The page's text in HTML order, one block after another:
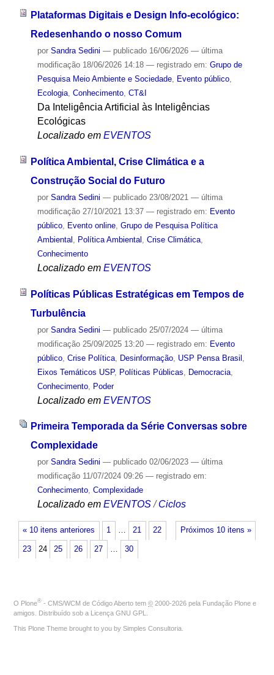
Plataformas Digitais e Design Info-ecológico:
Redesenhando o nosso Comum
por Sandra Sedini — publicado16/06/2026 — última
modificação18/06/2026 14:18 — registrado em: Grupo de
Pesquisa Meio Ambiente e Sociedade, Evento público,
Ecologia, Conhecimento, CT&I
Da Inteligência Artificial às Inteligências
Ecológicas
Localizado em EVENTOS
Política Ambiental, Crise Climática e a
Construção Social do Futuro
por Sandra Sedini — publicado23/08/2021 — última
modificação27/10/2021 13:37 — registrado em: Evento
público, Evento online, Grupo de Pesquisa Política
Ambiental
Política Ambiental Crise Climática,
Conhecimento
Localizado em EVENTOS
Políticas Públicas Estratégicas em Tempos de
Turbulência
por Sandra Sedini — publicado25/07/2024 — última
modificação25/09/2025 13:20 — registrado em: Evento
público, Crise Política, Desinformação, USP Pensa Brasil
Eixos Temáticos USP, Políticas Públicas Democracia,
Conhecimento, Poder
Localizado em EVENTOS
Primeira Temporada da Série Conversas sobre
Complexidade
por Sandra Sedini — publicado02/06/2023 — última
modificação11/07/2024 09:26 — registrado em:
Conhecimento, Complexidade
Localizado em EVENTOS /Ciclos
« 10 itens anteriores Próximos 10 itens »
1 … 21 22
23 24 25 26 27 … 30
O Plone® - CMS/WCM de Código Aberto tem © 2000-2026 pela Fundação Plone e
amigos. Distribuído sob a Licença GNU GPL
This Plone Theme brought to you by Simples Consultoria